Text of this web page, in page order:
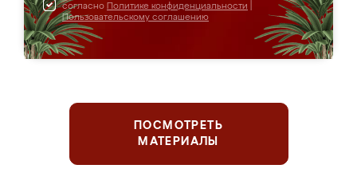
согласно Политике конфиденциальности
Пользовательскому соглашению
ПОСМОТРЕТЬ
МАТЕРИАЛЫ